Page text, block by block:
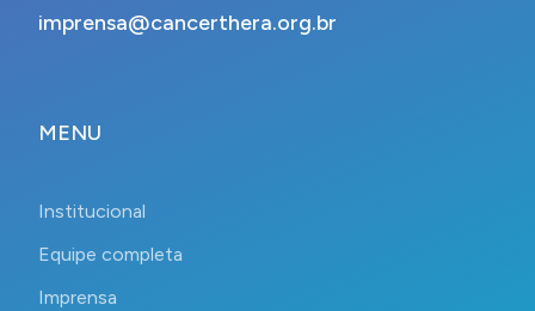
imprensa@cancerthera.org.br
MENU
Institucional
Equipe completa
Imprensa